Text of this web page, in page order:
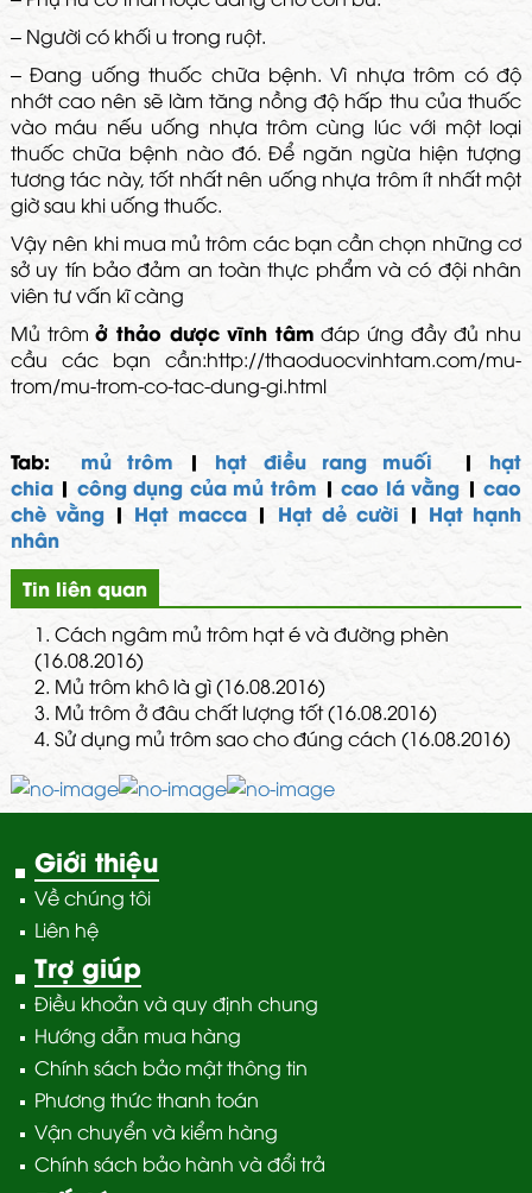
– Người có khối u trong ruột.
– Đang uống thuốc chữa bệnh. Vì nhựa trôm có độ
nhớt cao nên sẽ làm tăng nồng độ hấp thu của thuốc
vào máu nếu uống nhựa trôm cùng lúc với một loại
thuốc chữa bệnh nào đó. Để ngăn ngừa hiện tượng
tương tác này, tốt nhất nên uống nhựa trôm ít nhất một
giờ sau khi uống thuốc.
Vậy nên khi mua mủ trôm các bạn cần chọn những cơ
sở uy tín bảo đảm an toàn thực phẩm và có đội nhân
viên tư vấn kĩ càng
Mủ trômở thảo dược vĩnh tâm đáp ứng đầy đủ nhu
cầu các bạn cần:http://thaoduocvinhtam.com/mu-
trom/mu-trom-co-tac-dung-gi.html
Tab: mủ trôm | hạt điều rang muối | hạt
chia| công dụng của mủ trôm |cao lá vằng |cao
chè vằng | Hạt macca | Hạt dẻ cười | Hạt hạnh
nhân
Tin liên quan
1. Cách ngâm mủ trôm hạt é và đường phèn
(16.08.2016)
2. Mủ trôm khô là gì (16.08.2016)
3. Mủ trôm ở đâu chất lượng tốt (16.08.2016)
4. Sử dụng mủ trôm sao cho đúng cách (16.08.2016)
Giới thiệu
Về chúng tôi
Liên hệ
Trợ giúp
Điều khoản và quy định chung
Hướng dẫn mua hàng
Chính sách bảo mật thông tin
Phương thức thanh toán
Vận chuyển và kiểm hàng
Chính sách bảo hành và đổi trả